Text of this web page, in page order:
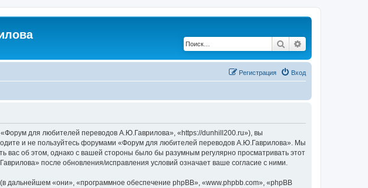
Поиск
Вход
Регистрация
для любителей переводов А.Ю.Гаврилова», «https://dunhill200.ru»), вы
и не пользуйтесь форумами «Форум для любителей переводов А.Ю.Гаврилова». Мы
вас об этом, однако с вашей стороны было бы разумным регулярно просматривать этот
после обновления/исправления условий означает ваше согласие с ними.
«они», «программное обеспечение phpBB», «www.phpbb.com», «phpBB